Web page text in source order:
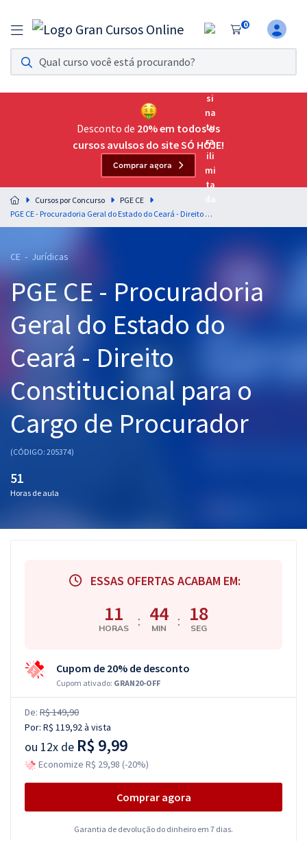
0
Assinatura Ilimitada 11
Acesso a todos os cursos. Teste grátis por 7 dias!
Assinatura OAB Até Passar
Acesso ilimitado a toda preparação para o Exame da
Residências Multiprofissionais
Preparação completa e intensiva para as principais
residências em saúde do Brasil
Cursos 20% OFF
Pós
Graduação
OAB
Questões grátis
Conteúdo gratuito
Aprovados
Desconto de 20% em todos os
cursos avulsos do site SÓ HOJE!
Comprar agora
Cursos por Concurso
PGE CE
PGE CE - Procuradoria Geral do Estado do Ceará - Direito Constitucional para o Cargo de Procurador
CE - Jurídicas
PGE CE - Procuradoria
Geral do Estado do
Ceará - Direito
Constitucional para o
Cargo de Procurador
(CÓDIGO: 205374)
51
Horas de aula
ESSAS OFERTAS ACABAM EM:
11
HORAS : 44
MIN : 17
SEG
Cupom de 20% de desconto
Cupom ativado: GRAN20-OFF
De: R$ 149,90
Por: R$ 119,92à vista
ou 12x de R$ 9,99
Economize R$ 29,98 (-20%)
Comprar agora
Garantia de devolução do dinheiro em 7 dias.